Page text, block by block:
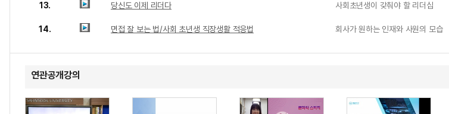
13. 당신도 이제 리더다 사회초년생이 갖춰야 할 리더십
14. 면접 잘 보는 법/사회 초년생 직장생활 적응법 회사가 원하는 인재와 사원의 모습
연관공개강의